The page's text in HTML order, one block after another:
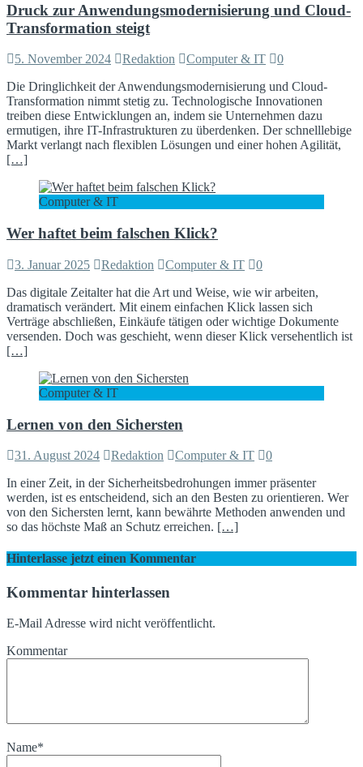
Druck zur Anwendungsmodernisierung und Cloud-
Transformation steigt
5. November 2024 Redaktion Computer & IT
0
Die Dringlichkeit der Anwendungsmodernisierung und Cloud-
Transformation nimmt stetig zu. Technologische Innovationen
treiben diese Entwicklungen an, indem sie Unternehmen dazu
ermutigen, ihre IT-Infrastrukturen zu überdenken. Der schnelllebige
Markt verlangt nach flexiblen Lösungen und einer hohen Agilität,
[…]
Computer & IT
Wer haftet beim falschen Klick?
3. Januar 2025 Redaktion Computer & IT
0
Das digitale Zeitalter hat die Art und Weise, wie wir arbeiten,
dramatisch verändert. Mit einem einfachen Klick lassen sich
Verträge abschließen, Einkäufe tätigen oder wichtige Dokumente
versenden. Doch was geschieht, wenn dieser Klick versehentlich ist
[…]
Computer & IT
Lernen von den Sichersten
31. August 2024 Redaktion Computer & IT
0
In einer Zeit, in der Sicherheitsbedrohungen immer präsenter
werden, ist es entscheidend, sich an den Besten zu orientieren. Wer
von den Sichersten lernt, kann bewährte Methoden anwenden und
so das höchste Maß an Schutz erreichen. […]
Hinterlasse jetzt einen Kommentar
Kommentar hinterlassen
E-Mail Adresse wird nicht veröffentlicht.
Kommentar
Name*